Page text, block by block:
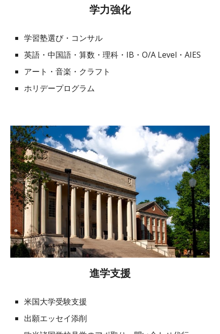
学力強化
学習塾選び・コンサル
英語・中国語・算数・理科・IB・O/A Level・AIES
アート・音楽・クラフト
ホリデープログラム
進学支援
米国大学受験支援
出願エッセイ添削